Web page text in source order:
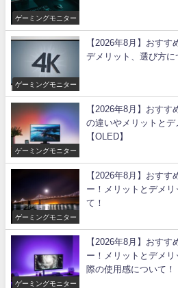
ゲーミングモニター
ゲーミングモニター
【2026年8月】おすす
デメリット、選び方に
ゲーミングモニター
【2026年8月】おすす
の違いやメリットとデ
【OLED】
ゲーミングモニター
【2026年8月】おすす
ー！メリットとデメ
て！
ゲーミングモニター
【2026年8月】おすす
ー！メリットとデメ
際の使用感について！